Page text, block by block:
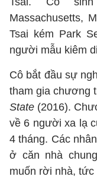
Massachusetts,
Tsai kém Park
người mẫu kiêm
Cô bắt đầu sự
tham gia chương
State (2016).
về 6 người xa lạ
4 tháng. Các
ở căn nhà
muốn rời nhà,